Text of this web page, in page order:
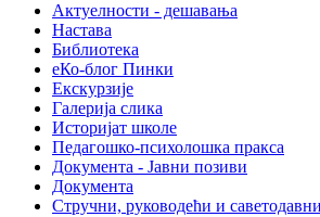
Актуелности - дешавања
Настава
Библиотека
еКо-блог Пинки
Екскурзије
Галерија слика
Историјат школе
Педагошко-психолошка пракса
Документа - Јавни позиви
Документа
Стручни, руководећи и